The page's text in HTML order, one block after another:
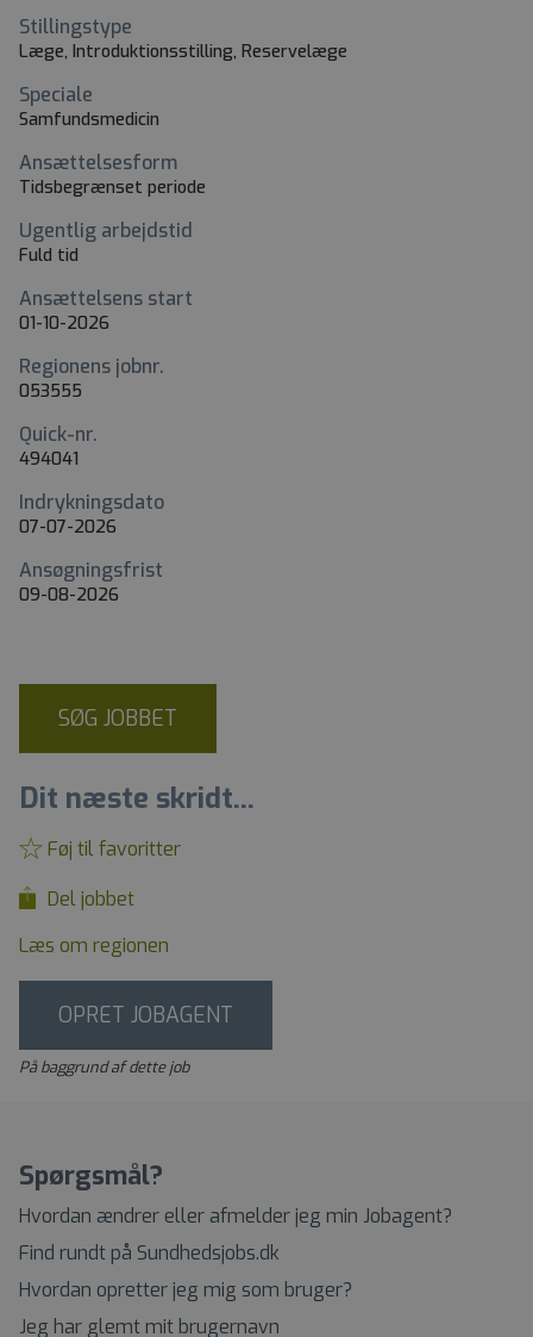
Stillingstype
Læge, Introduktionsstilling, Reservelæge
Speciale
Samfundsmedicin
Ansættelsesform
Tidsbegrænset periode
Ugentlig arbejdstid
Fuld tid
Ansættelsens start
01-10-2026
Regionens jobnr.
053555
Quick-nr.
494041
Indrykningsdato
07-07-2026
Ansøgningsfrist
09-08-2026
SØG JOBBET
Dit næste skridt...
Føj til favoritter
Del jobbet
Læs om regionen
OPRET JOBAGENT
På baggrund af dette job
Spørgsmål?
Hvordan ændrer eller afmelder jeg min Jobagent?
Find rundt på Sundhedsjobs.dk
Hvordan opretter jeg mig som bruger?
Jeg har glemt mit brugernavn